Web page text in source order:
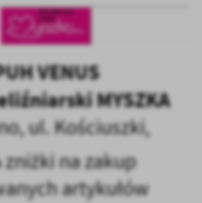
VENUS
MYSZKA
ul. Kościuszki,
zniżki na zakup
artykułów